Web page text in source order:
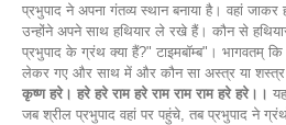
प्रभुपाद ने अपना गंतव्य स्थान बनाया है। वहां
उन्होंने अपने साथ हथियार ले रखे हैं। कौन से
प्रभुपाद के ग्रंथ क्या हैं?" टाइमबॉम्ब"। भागवतम्
लेकर गए और साथ में और कौन सा अस्त्र या
कृष्ण हरे। हरे हरे राम हरे राम राम राम हरे हरे।।
जब श्रील प्रभुपाद वहां पर पहुंचे, तब प्रभुपाद ने